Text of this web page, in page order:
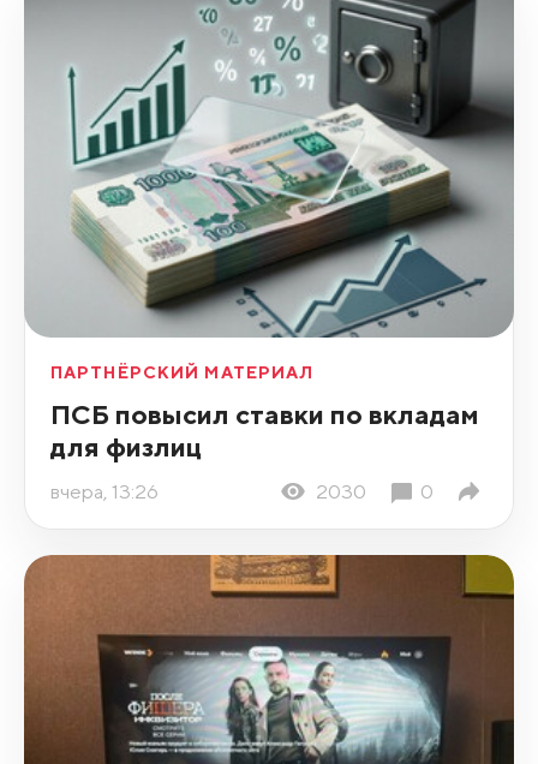
ПАРТНЁРСКИЙ МАТЕРИАЛ
ПСБ повысил ставки по вкладам
для физлиц
вчера, 13:26 2030 0